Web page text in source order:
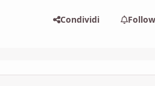
Condividi